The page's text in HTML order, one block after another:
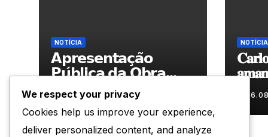
NOTÍCIA
𝗔𝗽𝗿𝗲𝘀𝗲𝗻𝘁𝗮𝗰̧𝗮̃𝗼
𝗣𝘂́𝗯𝗹𝗶𝗰𝗮 𝗱𝗮 𝗢𝗯𝗿𝗮
“𝗣𝗿𝗼𝗰𝘂𝗿𝗼 𝗮
𝗙𝗲𝗹𝗶𝗰𝗶𝗱𝗮𝗱𝗲 𝗲 𝗲𝗹𝗮
𝗺𝗼𝗿𝗮 𝗰𝗼𝗺𝗶𝗴𝗼”
06.08.2026
NOTÍCIA
𝐀𝐫𝐭𝐞𝐬
We respect your privacy
Cookies help us improve your experience,
deliver personalized content, and analyze